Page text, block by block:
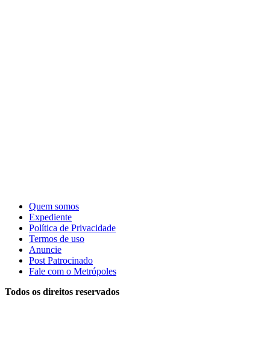
Quem somos
Expediente
Política de Privacidade
Termos de uso
Anuncie
Post Patrocinado
Fale com o Metrópoles
Todos os direitos reservados